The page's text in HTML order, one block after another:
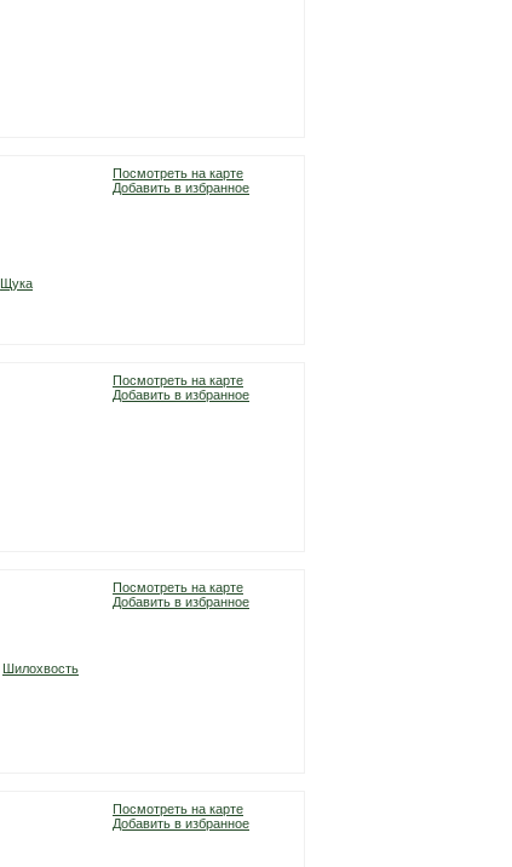
Щука
Посмотреть на карте
Добавить в избранное
Посмотреть на карте
Добавить в избранное
Шилохвость
Посмотреть на карте
Добавить в избранное
Посмотреть на карте
Добавить в избранное